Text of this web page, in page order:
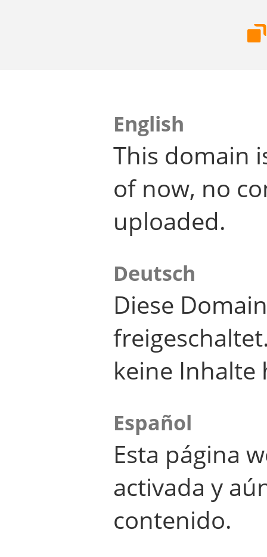
English
This domain
of now, no
uploaded.
Deutsch
Diese
keine Inhalte
Español
Esta página
activada y
contenido.